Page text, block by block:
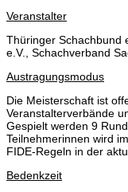
Veranstalter
Thüringer Schachbund
e.V., Schachverband
Austragungsmodus
Die Meisterschaft ist
Veranstalterverbände
Gespielt werden 9
Teilnehmerinnen wird
FIDE-Regeln in der
Bedenkzeit